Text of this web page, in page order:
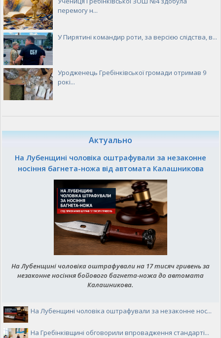
перемогу н...
У Пирятині командир роти, за версією слідства, в...
Уродженець Гребінківської громади отримав 9
рокі...
Актуально
На Лубенщині чоловіка оштрафували за незаконне
носіння багнета-ножа від автомата Калашникова
На Лубенщині чоловіка оштрафували на 17 тисяч гривень за
незаконне носіння бойового багнета-ножа до автомата
Калашникова.
На Лубенщині чоловіка оштрафували за незаконне нос...
На Гребінківщині обговорили впровадження стандарті...